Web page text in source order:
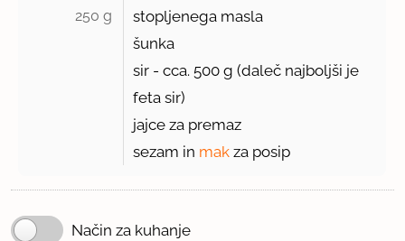
250 g
stopljenega masla
šunka
sir - cca. 500 g (daleč najboljši je
feta sir)
jajce za premaz
sezam in mak za posip
Način za kuhanje